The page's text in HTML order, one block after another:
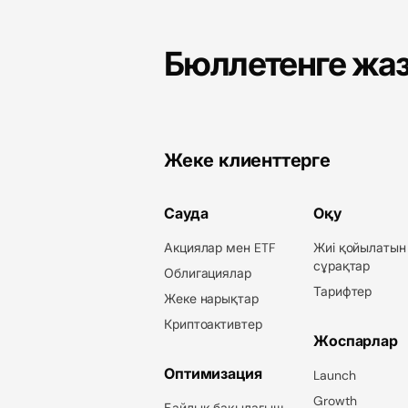
Бюллетенге
Жеке клиенттерге
Сауда
Акциялар мен ETF
Облигациялар
Жеке нарықтар
Криптоактивтер
Оптимизация
Оқу
Жиі қойылатын
сұрақтар
Тарифтер
Жоспарлар
Launch
Growth